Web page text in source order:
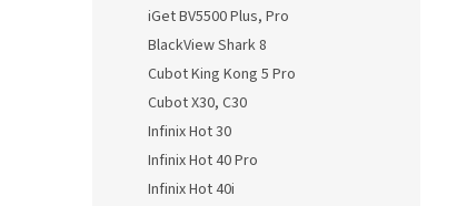
iGet BV5500 Plus, Pro
BlackView Shark 8
Cubot King Kong 5 Pro
Cubot X30, C30
Infinix Hot 30
Infinix Hot 40 Pro
Infinix Hot 40i